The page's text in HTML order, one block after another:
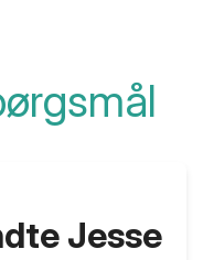
Jesse